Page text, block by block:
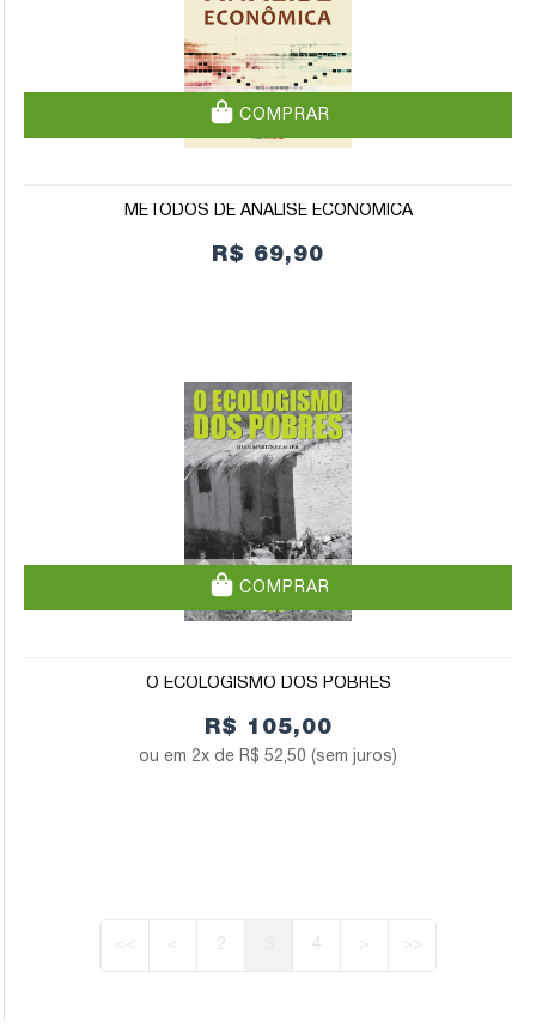
COMPRAR
MÉTODOS DE ANÁLISE ECONÔMICA
R$ 69,90
COMPRAR
O ECOLOGISMO DOS POBRES
R$ 105,00
2x de R$ 52,50 (sem juros)
<< < 2 4 > >>